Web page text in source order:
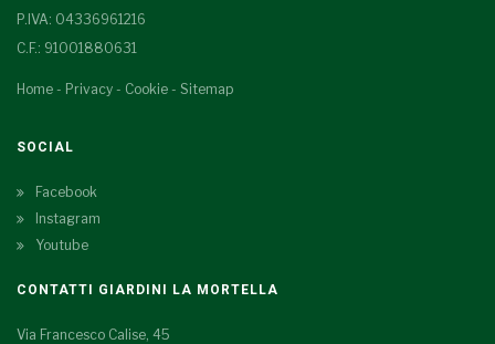
P.IVA: 04336961216
C.F.: 91001880631
Home - Privacy - Cookie - Sitemap
SOCIAL
Facebook
Instagram
Youtube
CONTATTI GIARDINI LA MORTELLA
Via Francesco Calise, 45